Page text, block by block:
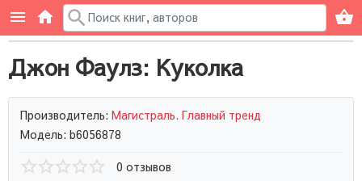
Джон Фаулз: Куколка
Производитель: Магистраль. Главный тренд
Модель: b6056878
0 отзывов